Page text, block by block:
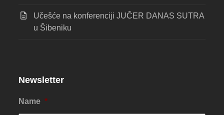
Učešće na konferenciji JUČER DANAS SUTRA
u Šibeniku
Newsletter
Name *